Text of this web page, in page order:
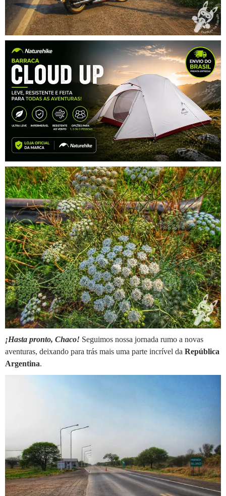
¡Hasta pronto, Chaco! Seguimos nossa jornada rumo a novas
aventuras, deixando para trás mais uma parte incrível da República
Argentina.